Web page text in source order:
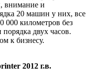
внимание и
20 машин у них, все
000 километров без
двух часов.
к бизнесу.
2012 г.в.